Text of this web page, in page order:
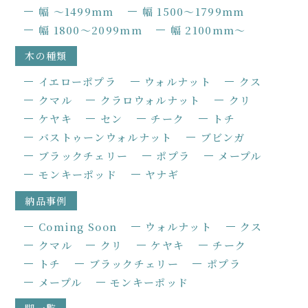
幅 〜1499mm
幅 1500〜1799mm
幅 1800〜2099mm
幅 2100mm〜
木の種類
イエローポプラ ウォルナット
クス
クマル
クラロウォルナット
クリ
ケヤキ
セン チーク
トチ
バストゥーンウォルナット
ブビンガ
ブラックチェリー
ポプラ
メープル
モンキーポッド
ヤナギ
納品事例
Coming Soon ウォルナット
クス
クマル
クリ ケヤキ
チーク
トチ
ブラックチェリー
ポプラ
メープル
モンキーポッド